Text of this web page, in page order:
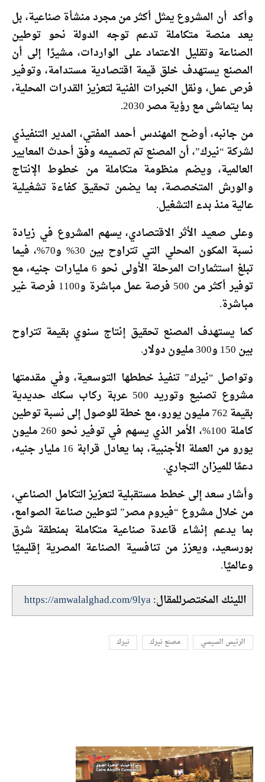
وأكد أن المشروع يمثل أكثر من مجرد منشأة صناعية، بل
يعد منصة متكاملة تدعم توجه الدولة نحو توطين
الصناعة وتقليل الاعتماد على الواردات، مشيرًا إلى أن
المصنع يستهدف خلق قيمة اقتصادية مستدامة، وتوفير
فرص عمل، ونقل الخبرات الفنية لتعزيز القدرات المحلية،
بما يتماشى مع رؤية مصر 2030.
من جانبه، أوضح المهندس أحمد المفتي، المدير التنفيذي
لشركة “نيرك”، أن المصنع تم تصميمه وفق أحدث المعايير
العالمية، ويضم منظومة متكاملة من خطوط الإنتاج
والورش المتخصصة، بما يضمن تحقيق كفاءة تشغيلية
عالية منذ بدء التشغيل.
وعلى صعيد الأثر الاقتصادي، يسهم المشروع في زيادة
نسبة المكون المحلي التي تتراوح بين 30% و70%، فيما
تبلغ استثمارات المرحلة الأولى نحو 6 مليارات جنيه، مع
توفير أكثر من 500 فرصة عمل مباشرة و1100 فرصة غير
مباشرة.
كما يستهدف المصنع تحقيق إنتاج سنوي بقيمة تتراوح
بين 150 و300 مليون دولار.
وتواصل “نيرك” تنفيذ خططها التوسعية، وفي مقدمتها
مشروع تصنيع وتوريد 500 عربة ركاب سكك حديدية
بقيمة 762 مليون يورو، مع خطة للوصول إلى نسبة توطين
كاملة 100%، الأمر الذي يسهم في توفير نحو 260 مليون
يورو من العملة الأجنبية، بما يعادل قرابة 16 مليار جنيه،
دعمًا للميزان التجاري.
وأشار سعد إلى خطط مستقبلية لتعزيز التكامل الصناعي،
من خلال مشروع “فيروم مصر” لتوطين صناعة الصوامع،
بما يدعم إنشاء قاعدة صناعية متكاملة بمنطقة شرق
بورسعيد، ويعزز من تنافسية الصناعة المصرية إقليميًا
وعالميًا.
اللينك المختصرللمقال:https://amwalalghad.com/9lya
الرئيس السيسي مصنع نيرك نيرك